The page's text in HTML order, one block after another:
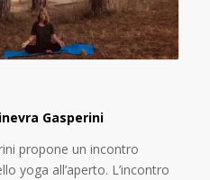
Gasperini
propone un incontro
yoga all’aperto. L’incontro